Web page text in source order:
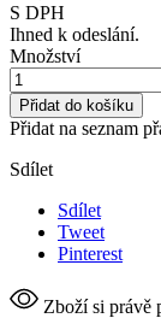
S DPH
Ihned k odeslání.
Množství
Přidat do košíku
Přidat na seznam
Sdílet
Sdílet
Tweet
Pinterest
Zboží si právě